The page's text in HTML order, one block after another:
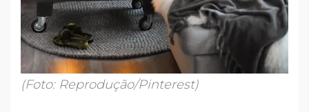
(Foto: Reprodução/Pinterest)